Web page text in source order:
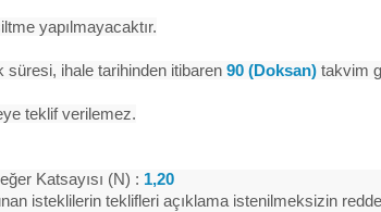
yapılmayacaktır.
süresi, ihale tarihinden itibaren 90 (Doksan) takvim
teklif verilemez.
Katsayısı (N) : 1,20
isteklilerin teklifleri açıklama istenilmeksizin